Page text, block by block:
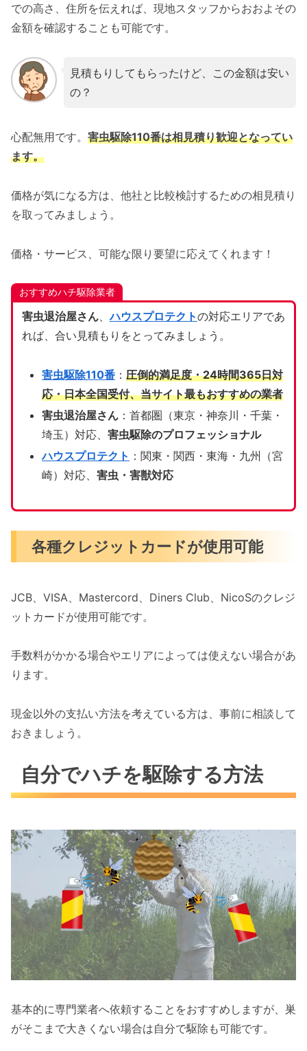
での高さ、住所を伝えれば、現地スタッフからおおよその
金額を確認することも可能です。
見積もりしてもらったけど、この金額は安い
の？
心配無用です。 害虫駆除110番は相見積り歓迎となってい
ます。
価格が気になる方は、他社と比較検討するための相見積り
を取ってみましょう。
価格・サービス、可能な限り要望に応えてくれます！
おすすめハチ駆除業者
害虫退治屋さん、ハウスプロテクトの対応エリアであ
れば、合い見積もりをとってみましょう。
害虫駆除110番： 圧倒的満足度・24時間365日対
応・日本全国受付、当サイト最もおすすめの業者
害虫退治屋さん：首都圏（東京・神奈川・千葉・
埼玉）対応、 害虫駆除のプロフェッショナル
ハウスプロテクト ：関東・関西・東海・九州（宮
崎）対応、 害虫・害獣対応
各種クレジットカードが使用可能
JCB、VISA、Mastercord、Diners Club、NicoSのクレジ
ットカードが使用可能です。
手数料がかかる場合やエリアによっては使えない場合があ
ります。
現金以外の支払い方法を考えている方は、事前に相談して
おきましょう。
自分でハチを駆除する方法
基本的に専門業者へ依頼することをおすすめしますが、巣
がそこまで大きくない場合は自分で駆除も可能です。